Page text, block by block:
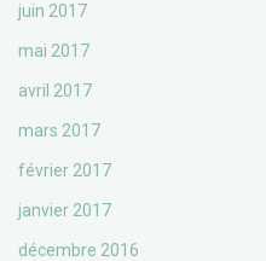
juin 2017
mai 2017
avril 2017
mars 2017
février 2017
janvier 2017
décembre 2016